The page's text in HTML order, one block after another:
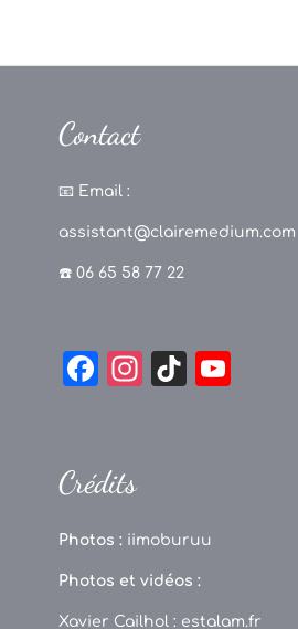
Contact
📧 Email :
assistant@clairemedium.com
☎️ 06 65 58 77 22
F
e
o
o
k
In
a
m
Ti
C
Crédits
Photos : iimoburuu
Photos et vidéos :
Xavier Cailhol : estalam.fr